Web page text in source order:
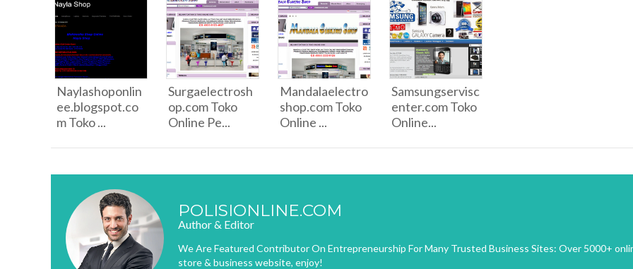
Naylashoponlin
ee.blogspot.co
m Toko ...
Surgaelectrosh
op.com Toko
Online Pe...
Mandalaelectro
shop.com Toko
Online ...
Samsungservisc
enter.com Toko
Online...
POLISIONLINE.COM
Author & Editor
We Are Featured Contributor On Entrepreneurship For Many Trusted Business Sites: Over 5000+
store & business website, enjoy!